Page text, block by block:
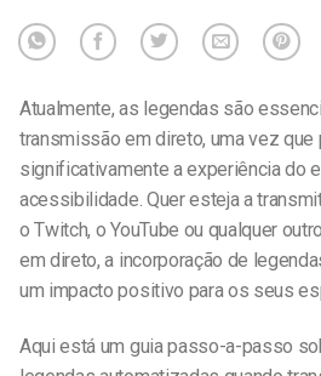
Atualmente, as legendas são
transmissão em direto, uma vez que
significativamente a experiência do
acessibilidade. Quer esteja a
o Twitch, o YouTube ou qualquer
em direto, a incorporação de
um impacto positivo para os seus
Aqui está um guia passo-a-passo